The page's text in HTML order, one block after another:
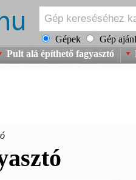
Gépek
Gép
Pult alá építhető fagyasztó